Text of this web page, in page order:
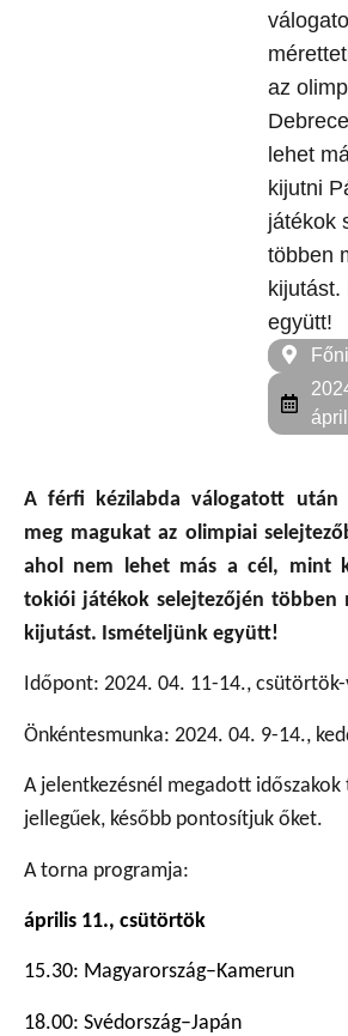
az
lehet
kijutni
játékok
többen
kijutást.
együtt!
A férfi kézilabda válogatott
meg magukat az olimpiai
ahol nem lehet más a cél, mint
tokiói játékok selejtezőjén többen
kijutást. Ismételjünk együtt!
Időpont: 2024. 04. 11-14.,
Önkéntesmunka: 2024. 04. 9-14.,
A jelentkezésnél megadott
jellegűek, később pontosítjuk őket.
A torna programja:
április 11., csütörtök
15.30: Magyarország–Kamerun
18.00: Svédország–Japán